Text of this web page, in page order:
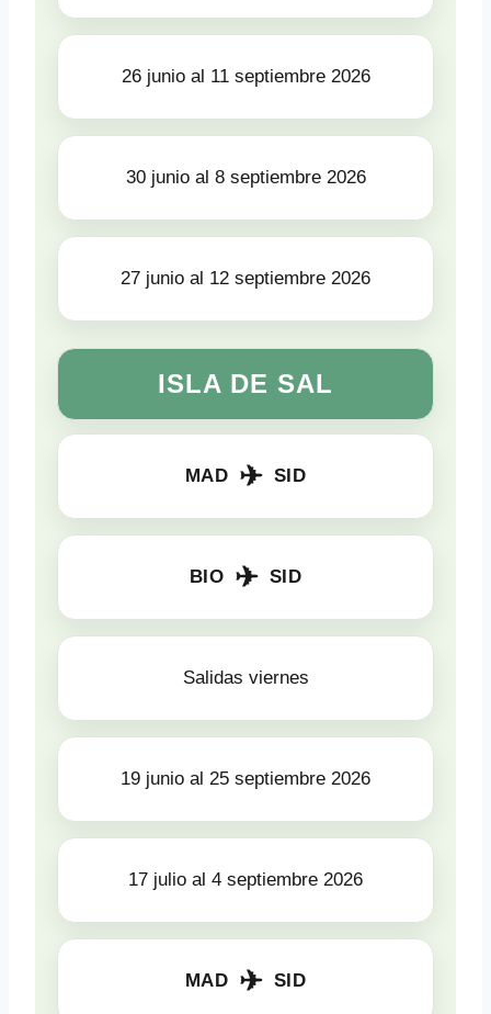
26 junio al 11 septiembre 2026
30 junio al 8 septiembre 2026
27 junio al 12 septiembre 2026
ISLA DE SAL
MAD ✈ SID
BIO ✈ SID
Salidas viernes
19 junio al 25 septiembre 2026
17 julio al 4 septiembre 2026
MAD ✈ SID